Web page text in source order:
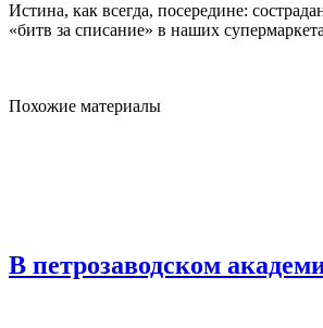
Истина, как всегда, посередине:
«битв за списание» в наших
Похожие материалы
В петрозаводском